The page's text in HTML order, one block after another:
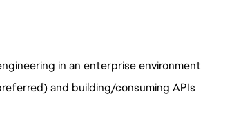
in an enterprise environment
and building/consuming APIs